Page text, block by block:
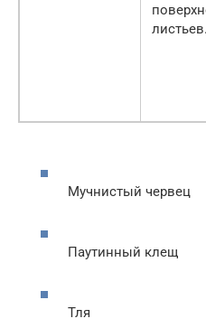
листьев.
Мучнистый червец
Паутинный клещ
Тля